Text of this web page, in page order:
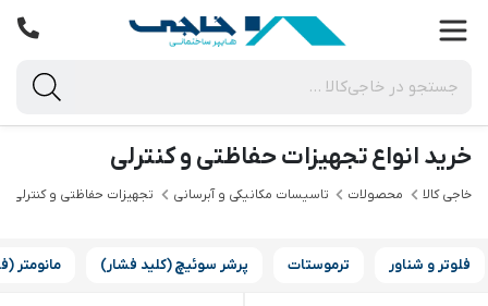
خرید انواع تجهیزات حفاظتی و کنترلی
خاجی‌ کالا محصولات تاسیسات مکانیکی و آبرسانی تجهیزات حفاظتی و کنترلی
فلوتر و شناور ترموستات پرشر سوئیچ (کلید فشار) مانومتر